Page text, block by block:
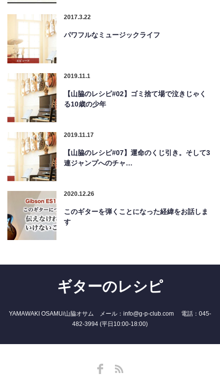
2017.3.22
パワフルなミュージックライフ
2019.11.1
【山脇のレシピ#02】ゴミ捨て場で泣きじゃく
る10歳の少年
2019.11.17
【山脇のレシピ#07】運命のくじ引き。そして3
連ジャンプへのチャ…
2020.12.26
このギターを弾くことになった経緯をお話しま
す
ギターのレシピ
YAMAWAKI OSAMU/山脇オサム メール：info@g-p-club.com 電話：045-
482-3994 (平日10:00-18:00)